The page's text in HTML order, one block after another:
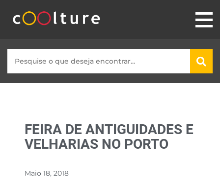
FEIRA DE ANTIGUIDADES E
VELHARIAS NO PORTO
Maio 18, 2018